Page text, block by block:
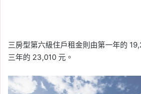
三房型第六級住戶租金則由第一年的
三年的 23,010 元。